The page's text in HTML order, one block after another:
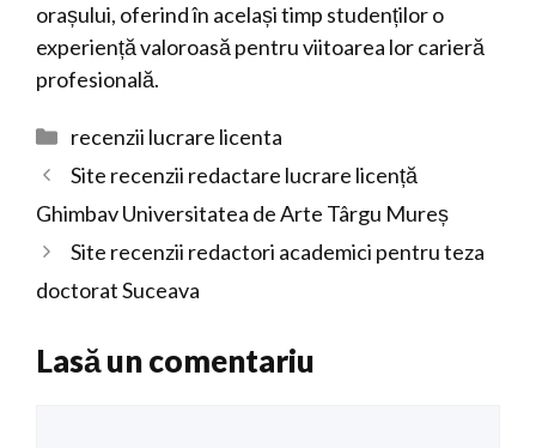
orașului, oferind în același timp studenților o
experiență valoroasă pentru viitoarea lor carieră
profesională.
Categorii
recenzii lucrare licenta
Site recenzii redactare lucrare licență
Ghimbav Universitatea de Arte Târgu Mureș
Site recenzii redactori academici pentru teza
doctorat Suceava
Lasă un comentariu